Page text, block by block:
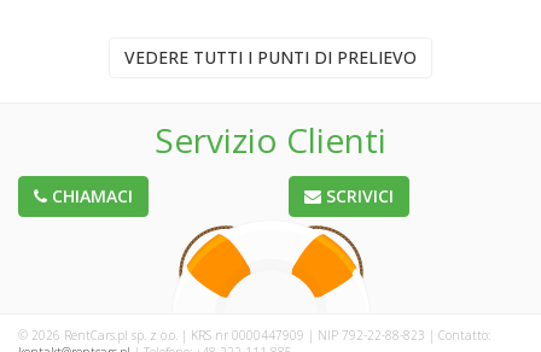
VEDERE TUTTI I PUNTI DI PRELIEVO
Servizio Clienti
CHIAMACI SCRIVICI
© 2026 RentCars.pl sp. z o.o. | KRS nr 0000447909 | NIP 792-22-88-823 | Contatto: